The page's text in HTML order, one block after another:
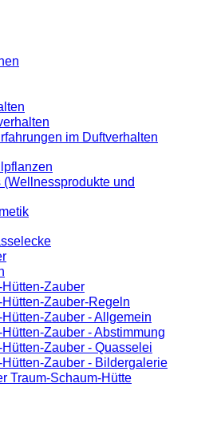
im Duftverhalten
und
Zauber
Zauber-Regeln
Zauber - Allgemein
Zauber - Abstimmung
Zauber - Quasselei
Zauber - Bildergalerie
Traum-Schaum-Hütte